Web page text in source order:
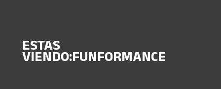
ESTAS
VIENDO:FUNFORMANCE